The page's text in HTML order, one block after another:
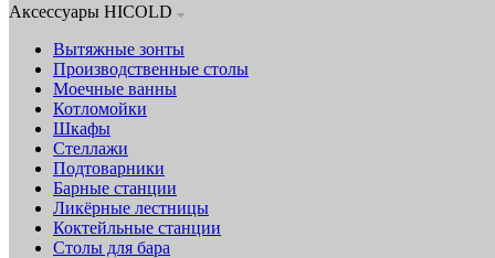
Аксессуары HICOLD
Вытяжные зонты
Производственные столы
Моечные ванны
Котломойки
Шкафы
Стеллажи
Подтоварники
Барные станции
Ликёрные лестницы
Коктейльные станции
Столы для бара